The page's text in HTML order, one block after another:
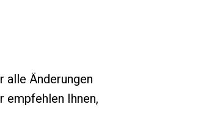
alle Änderungen
Ihnen,